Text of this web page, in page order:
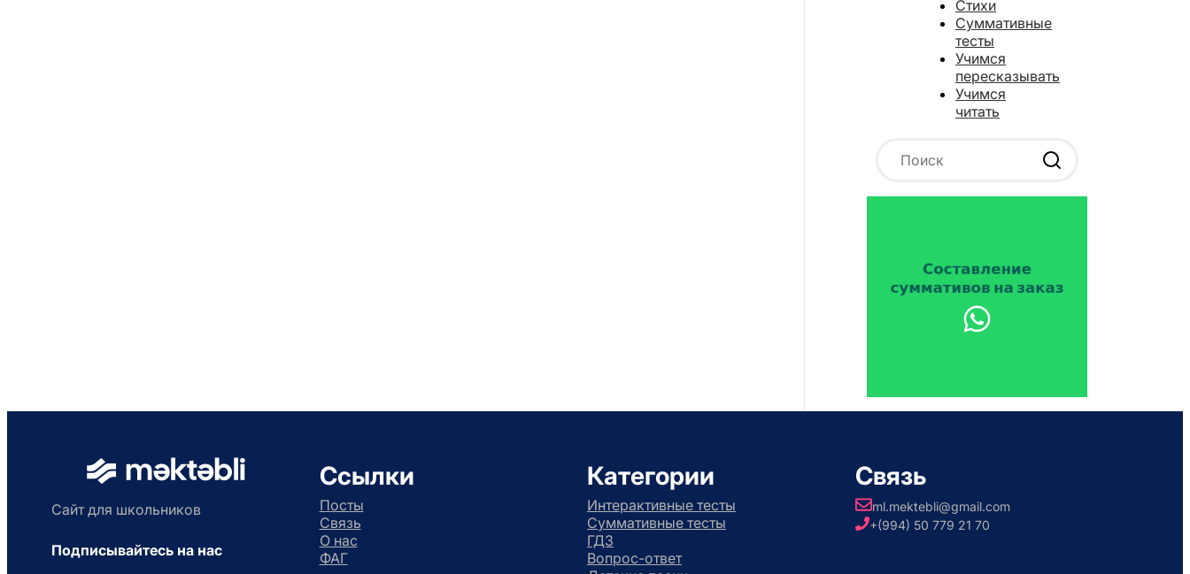
Стихи
Суммативные
тесты
Учимся
пересказывать
Учимся
читать
Сайт для школьников
Подписывайтесь на нас
Ссылки
Посты
Связь
О нас
ФАГ
Категории
Интерактивные тесты
Суммативные тесты
ГДЗ
Вопрос-ответ
Связь
ml.mektebli@gmail.com
+(994) 50 779 21 70